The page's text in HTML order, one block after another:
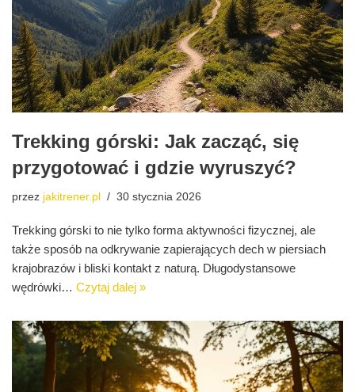
Trekking górski: Jak zacząć, się
przygotować i gdzie wyruszyć?
przez jakitrener.pl 30 stycznia 2026
Trekking górski to nie tylko forma aktywności fizycznej, ale
także sposób na odkrywanie zapierających dech w piersiach
krajobrazów i bliski kontakt z naturą. Długodystansowe
wędrówki… Czytaj dalej »